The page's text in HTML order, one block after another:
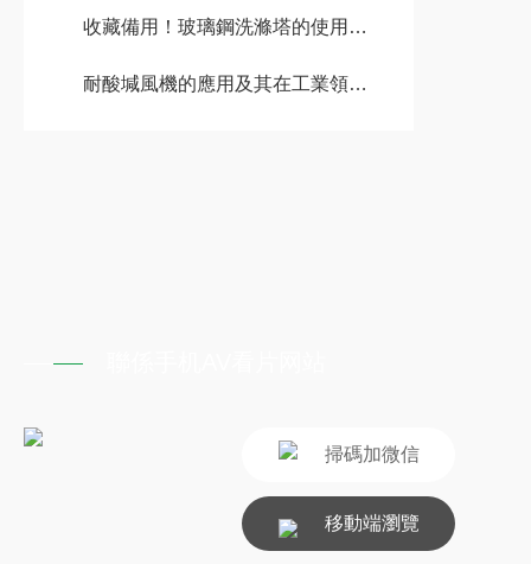
收藏備用！玻璃鋼洗滌塔的使用攻略
耐酸堿風機的應用及其在工業領域的重要性
掃碼加微信
移動端瀏覽